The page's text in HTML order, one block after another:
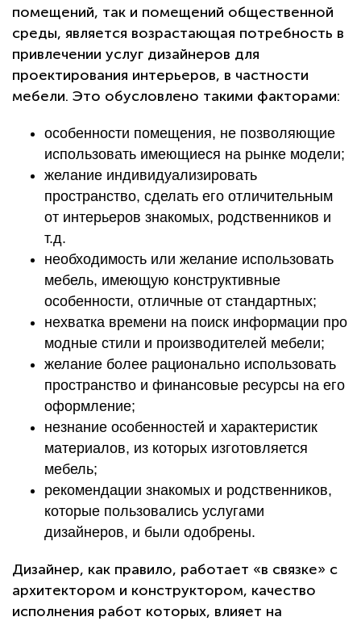
помещений, так и помещений общественной
среды, является возрастающая потребность в
привлечении услуг дизайнеров для
проектирования интерьеров, в частности
мебели. Это обусловлено такими факторами:
особенности помещения, не позволяющие
использовать имеющиеся на рынке модели;
желание индивидуализировать
пространство, сделать его отличительным
от интерьеров знакомых, родственников и
т.д.
необходимость или желание использовать
мебель, имеющую конструктивные
особенности, отличные от стандартных;
нехватка времени на поиск информации про
модные стили и производителей мебели;
желание более рационально использовать
пространство и финансовые ресурсы на его
оформление;
незнание особенностей и характеристик
материалов, из которых изготовляется
мебель;
рекомендации знакомых и родственников,
которые пользовались услугами
дизайнеров, и были одобрены.
Дизайнер, как правило, работает «в связке» с
архитектором и конструктором, качество
исполнения работ которых, влияет на